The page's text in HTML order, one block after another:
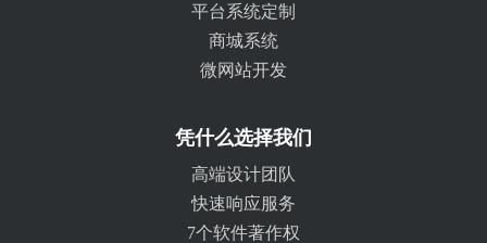
平台系统定制
商城系统
微网站开发
凭什么选择我们
高端设计团队
快速响应服务
7个软件著作权